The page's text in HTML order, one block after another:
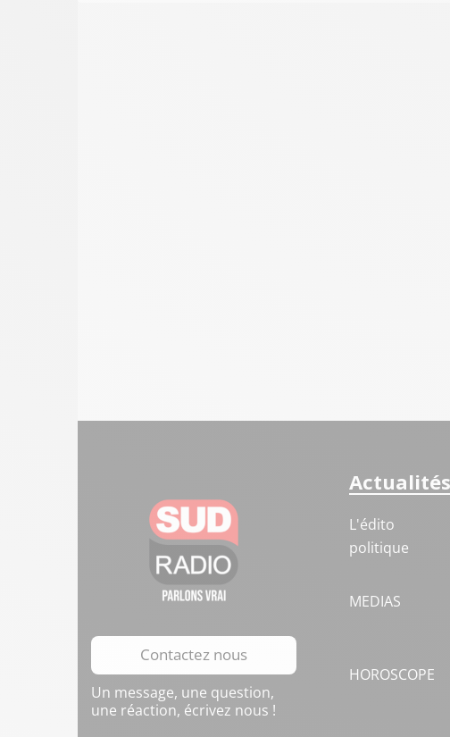
Contactez nous
Un message, une question,
une réaction, écrivez nous !
Actualités
L'édito
politique
MEDIAS
HOROSCOPE